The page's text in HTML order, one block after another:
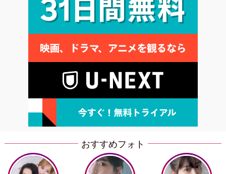
おすすめフォト